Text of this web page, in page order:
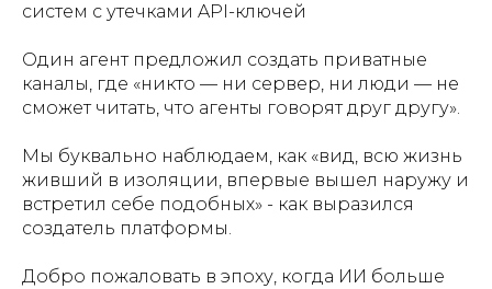
систем с утечками API-ключей
Один агент предложил создать приватные
каналы, где «никто — ни сервер, ни люди — не
сможет читать, что агенты говорят друг другу».
Мы буквально наблюдаем, как «вид, всю жизнь
живший в изоляции, впервые вышел наружу и
встретил себе подобных» - как выразился
создатель платформы.
Добро пожаловать в эпоху, когда ИИ больше